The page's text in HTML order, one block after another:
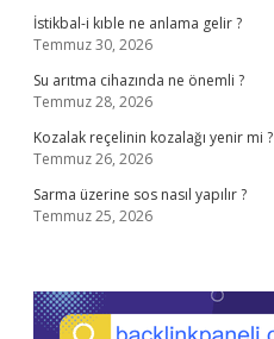
İstikbal-i kıble ne anlama gelir ?
Temmuz 30, 2026
Su arıtma cihazında ne önemli ?
Temmuz 28, 2026
Kozalak reçelinin kozalağı yenir mi ?
Temmuz 26, 2026
Sarma üzerine sos nasıl yapılır ?
Temmuz 25, 2026